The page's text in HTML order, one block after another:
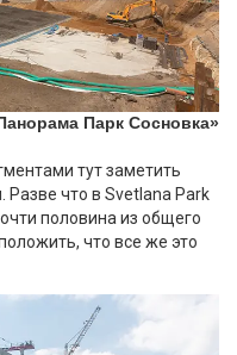
Парк Сосновка»
тут заметить
Разве что в Svetlana Park
половина из общего
что все же это